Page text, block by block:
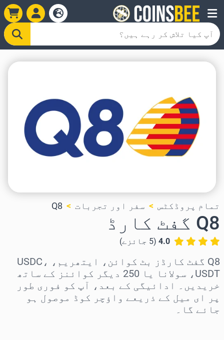
تمام پروڈکٹس سفر اور تجربات Q8
Q8 گفٹ کارڈ
4.0
(
5 جائزے)
Q8 گفٹ کارڈز بٹ کوائن، ایتھریم، USDC،
USDT، سولانا یا 250 دیگر کوائنز کے ساتھ
خریدیں۔ ادائیگی کے بعد، آپ کو فوری طور
پر ای میل کے ذریعے واؤچر کوڈ موصول ہو
جائے گا۔